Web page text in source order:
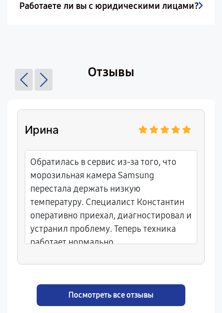
Работаете ли вы с юридическими лицами?
Отзывы
Ирина
Обратилась в сервис из-за того, что
морозильная камера Samsung
перестала держать низкую
температуру. Специалист Константин
оперативно приехал, диагностировал и
устранил проблему. Теперь техника
работает нормально.
Посмотреть все отзывы